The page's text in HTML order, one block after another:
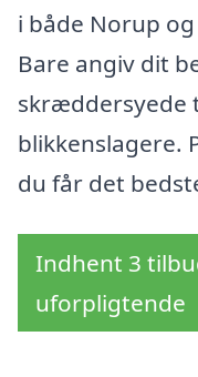
i både Norup
Bare angiv dit
skræddersyede
blikkenslagere.
du får det
Indhent 3
uforpligtende